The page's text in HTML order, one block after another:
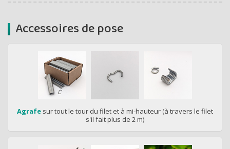
Accessoires de pose
Agrafe sur tout le tour du filet et à mi-hauteur (à travers le filet
s'il fait plus de 2 m)